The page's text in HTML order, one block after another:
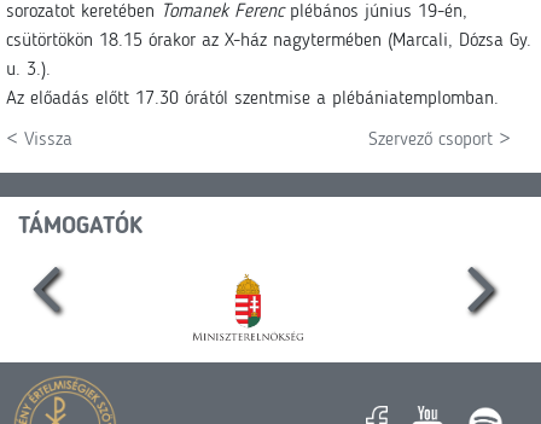
sorozatot keretében Tomanek Ferencplébános június 19-én,
csütörtökön 18.15 órakor az X-ház nagytermében (Marcali, Dózsa Gy.
u. 3.).
Az előadás előtt 17.30 órától szentmise a plébániatemplomban.
< Vissza Szervező csoport >
TÁMOGATÓK